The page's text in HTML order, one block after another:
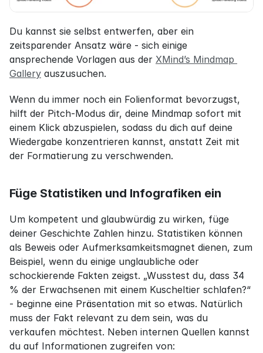
Du kannst sie selbst entwerfen, aber ein
zeitsparender Ansatz wäre - sich einige
ansprechende Vorlagen aus der XMind’s Mindmap
Gallery auszusuchen.
Wenn du immer noch ein Folienformat bevorzugst,
hilft der Pitch-Modus dir, deine Mindmap sofort mit
einem Klick abzuspielen, sodass du dich auf deine
Wiedergabe konzentrieren kannst, anstatt Zeit mit
der Formatierung zu verschwenden.
Füge Statistiken und Infografiken ein
Um kompetent und glaubwürdig zu wirken, füge
deiner Geschichte Zahlen hinzu. Statistiken können
als Beweis oder Aufmerksamkeitsmagnet dienen, zum
Beispiel, wenn du einige unglaubliche oder
schockierende Fakten zeigst. „Wusstest du, dass 34
% der Erwachsenen mit einem Kuscheltier schlafen?“
- beginne eine Präsentation mit so etwas. Natürlich
muss der Fakt relevant zu dem sein, was du
verkaufen möchtest. Neben internen Quellen kannst
du auf Informationen zugreifen von: